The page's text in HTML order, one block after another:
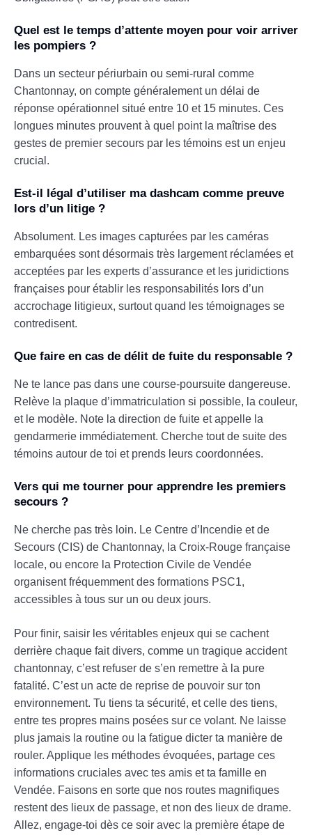
Quel est le temps d’attente moyen pour voir arriver
les pompiers ?
Dans un secteur périurbain ou semi-rural comme
Chantonnay, on compte généralement un délai de
réponse opérationnel situé entre 10 et 15 minutes. Ces
longues minutes prouvent à quel point la maîtrise des
gestes de premier secours par les témoins est un enjeu
crucial.
Est-il légal d’utiliser ma dashcam comme preuve
lors d’un litige ?
Absolument. Les images capturées par les caméras
embarquées sont désormais très largement réclamées et
acceptées par les experts d’assurance et les juridictions
françaises pour établir les responsabilités lors d’un
accrochage litigieux, surtout quand les témoignages se
contredisent.
Que faire en cas de délit de fuite du responsable ?
Ne te lance pas dans une course-poursuite dangereuse.
Relève la plaque d’immatriculation si possible, la couleur,
et le modèle. Note la direction de fuite et appelle la
gendarmerie immédiatement. Cherche tout de suite des
témoins autour de toi et prends leurs coordonnées.
Vers qui me tourner pour apprendre les premiers
secours ?
Ne cherche pas très loin. Le Centre d’Incendie et de
Secours (CIS) de Chantonnay, la Croix-Rouge française
locale, ou encore la Protection Civile de Vendée
organisent fréquemment des formations PSC1,
accessibles à tous sur un ou deux jours.
Pour finir, saisir les véritables enjeux qui se cachent
derrière chaque fait divers, comme un tragique accident
chantonnay, c’est refuser de s’en remettre à la pure
fatalité. C’est un acte de reprise de pouvoir sur ton
environnement. Tu tiens ta sécurité, et celle des tiens,
entre tes propres mains posées sur ce volant. Ne laisse
plus jamais la routine ou la fatigue dicter ta manière de
rouler. Applique les méthodes évoquées, partage ces
informations cruciales avec tes amis et ta famille en
Vendée. Faisons en sorte que nos routes magnifiques
restent des lieux de passage, et non des lieux de drame.
Allez, engage-toi dès ce soir avec la première étape de